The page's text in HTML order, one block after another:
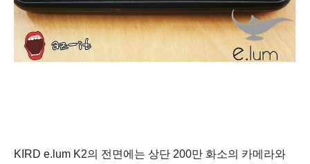
KIRD e.lum K2의 전면에는 상단 200만 화소의 카메라와